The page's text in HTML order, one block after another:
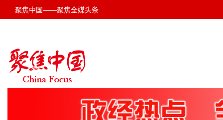
聚焦中国——聚焦全媒头条